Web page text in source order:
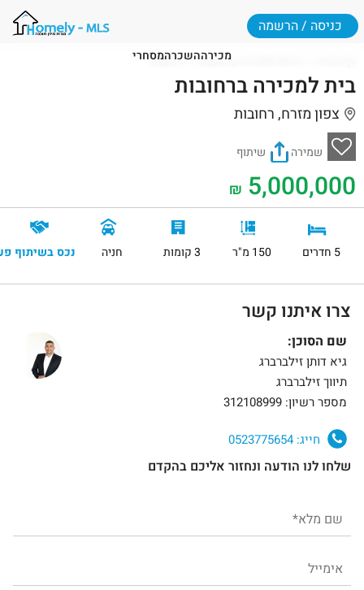
מכירההשכרהמסחרי
כניסה / הרשמה
דירות למכירה ברחובות רחובות
בית למכירה ברחובות
צפון מזרח, רחובות
שמירה שיתוף
5,000,000
₪
5 חדרים 150 מ"ר 3 קומות חניה נכס בשיתוף
צרו איתנו קשר
שם הסוכן:
גיא דותן זילברברג
תיווך זילברברג
מספר רשיון: 312108999
חייג:
שלחו לנו הודעה ונחזור אליכם בהקדם